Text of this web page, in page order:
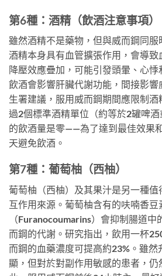
第6種：酒精（飲酒注意事項）
雖然酒精不是藥物，但與威而鋼同服
酒精本身具有血管擴張作用，會導
降壓效應疊加，可能引發頭暈、心
飲酒會影響肝臟代謝功能，間接影
生署建議，服用威而鋼期間應限制
過2個標準酒精單位（約等於2罐啤
的飲酒量是零——為了達到最佳效果
天避免飲酒。
第7種：葡萄柚（西柚）
葡萄柚（西柚）及其果汁是另一種
互作用來源。葡萄柚含有的呋喃香豆
（Furanocoumarins）會抑制腸道
而鋼的代謝。研究指出，飲用一杯
而鋼的血藥濃度可提高約23%。雖然
顯，但對於對副作用敏感的患者，